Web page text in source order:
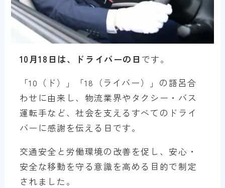
10月18日は、ドライバーの日 です。
「10（ド）」「18（ライバー）」の語呂合
わせに由来し、物流業界やタクシー・バス
運転手など、社会を支えるすべてのドライ
バーに感謝を伝える日です。
交通安全と労働環境の改善を促し、安心・
安全な移動を守る意識を高める目的で制定
されました。